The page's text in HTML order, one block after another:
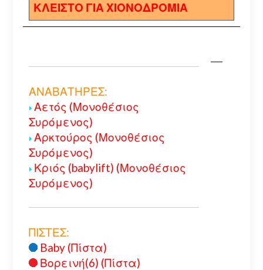
ΚΛΕΙΣΤΟ ΓΙΑ ΧΙΟΝΟΔΡΟΜΙΑ
ΑΝΑΒΑΤΗΡΕΣ:
Αετός (Μονοθέσιος
Συρόμενος)
Αρκτούρος (Μονοθέσιος
Συρόμενος)
Κριός (babylift) (Μονοθέσιος
Συρόμενος)
ΠΙΣΤΕΣ:
Baby (Πίστα)
Βορεινή(6) (Πίστα)